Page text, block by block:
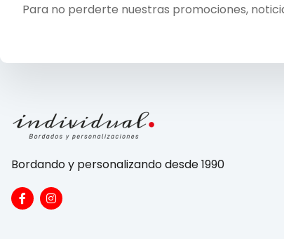
Para no perderte nuestras promociones,
Bordando y personalizando desde 1990